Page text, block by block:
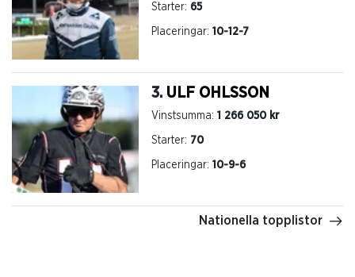
Starter: 65
Placeringar: 10-12-7
3. ULF OHLSSON
Vinstsumma: 1 266 050 kr
Starter: 70
Placeringar: 10-9-6
Nationella topplistor